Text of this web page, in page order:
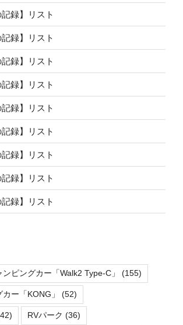
録】リスト
録】リスト
録】リスト
録】リスト
録】リスト
録】リスト
録】リスト
録】リスト
録】リスト
ピングカー「Walk2 Type-C」 (155)
ー「KONG」 (52)
RVパーク (36)